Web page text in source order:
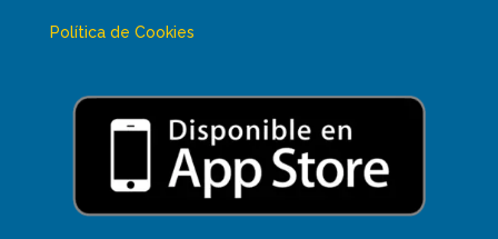
Política de Cookies